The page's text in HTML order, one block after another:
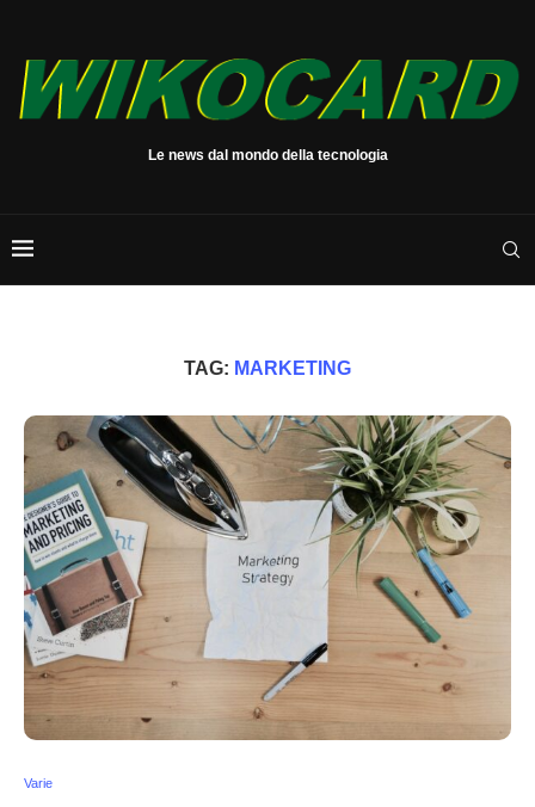
Le news dal mondo della tecnologia
TAG: MARKETING
Varie